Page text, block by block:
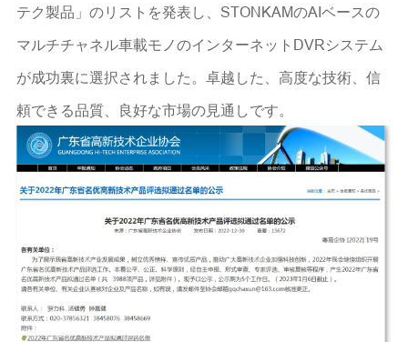
テク製品」のリストを発表し、STONKAMのAIベースの
マルチチャネル車載モノのインターネットDVRシステム
が成功裏に選択されました。卓越した、高度な技術、信
頼できる品質、良好な市場の見通しです。